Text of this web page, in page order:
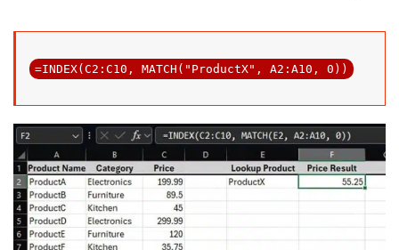
=INDEX(C2:C10, MATCH( "ProductX" , A2 :A10, 0